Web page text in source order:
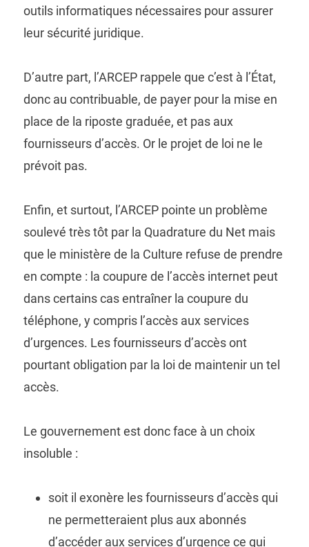
outils informatiques nécessaires pour assurer
leur sécurité juridique.
D’autre part, l’ARCEP rappele que c’est à l’État,
donc au contribuable, de payer pour la mise en
place de la riposte graduée, et pas aux
fournisseurs d’accès. Or le projet de loi ne le
prévoit pas.
Enfin, et surtout, l’ARCEP pointe un problème
soulevé très tôt par la Quadrature du Net mais
que le ministère de la Culture refuse de prendre
en compte : la coupure de l’accès internet peut
dans certains cas entraîner la coupure du
téléphone, y compris l’accès aux services
d’urgences. Les fournisseurs d’accès ont
pourtant obligation par la loi de maintenir un tel
accès.
Le gouvernement est donc face à un choix
insoluble :
soit il exonère les fournisseurs d’accès qui
ne permetteraient plus aux abonnés
d’accéder aux services d’urgence ce qui